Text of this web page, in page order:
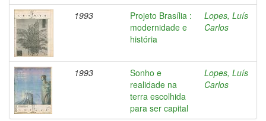
1993
Projeto Brasília :
modernidade e
história
Lopes, Luís
Carlos
1993
Sonho e
realidade na
terra escolhida
para ser capital
Lopes, Luís
Carlos